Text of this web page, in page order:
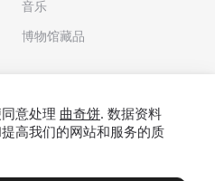
音乐
博物馆藏品
意处理 曲奇饼. 数据资料
高我们的网站和服务的质